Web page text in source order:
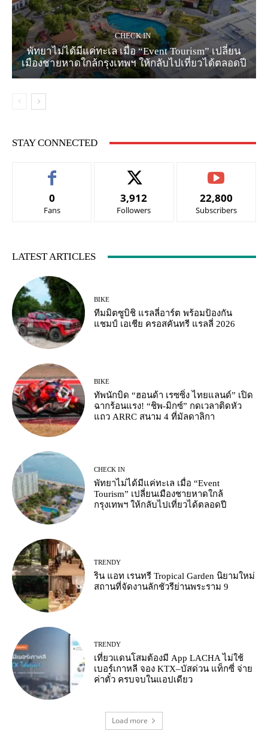
CHECK IN
พัทยาไม่ได้มีแค่ทะเล เมื่อ “Event Tourism” เปลี่ยน
เมืองชายหาดใกล้กรุงเทพฯ ให้กลับไปเที่ยวได้ตลอดปี
STAY CONNECTED
0
Fans
3,912
Followers
22,800
Subscribers
LATEST ARTICLES
BIKE
ทีมมิตซูบิชิ แรลลี่อาร์ต พร้อมป้องกัน
แชมป์ เอเชีย ครอสคันทรี แรลลี่ 2026
BIKE
ทัพนักบิด “ฮอนด้า เรซซิ่ง ไทยแลนด์” เปิด
ฉากร้อนแรง! “ชิพ-มิกซ์” กดเวลาติดหัว
แถว ARRC สนาม 4 ที่มัลดาลิกา
CHECK IN
พัทยาไม่ได้มีแค่ทะเล เมื่อ “Event
Tourism” เปลี่ยนเมืองชายหาดใกล้
กรุงเทพฯ ให้กลับไปเที่ยวได้ตลอดปี
TRENDY
ริน แอท เรนทรี Tropical Garden นิยามใหม่
สถานที่จัดงานลักชัวรีย่านพระราม 9
TRENDY
เที่ยวแดนโสมต้องมี App LACHA ไม่ใช้
เบอร์เกาหลี จอง KTX–บัสด่วน แท็กซี่ จ่าย
ค่าตั๋ว ครบจบในแอปเดียว
Load more